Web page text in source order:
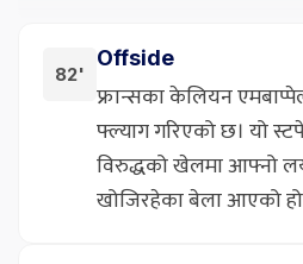
82'
Offside
फ्रान्सका केलियन
फ्ल्याग गरिएको छ। यो
विरुद्धको खेलमा आफ्नो
खोजिरहेका बेला आएको